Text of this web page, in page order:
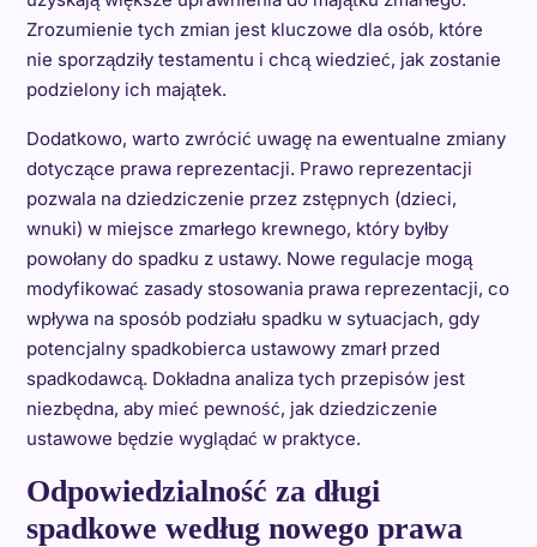
Zrozumienie tych zmian jest kluczowe dla osób, które
nie sporządziły testamentu i chcą wiedzieć, jak zostanie
podzielony ich majątek.
Dodatkowo, warto zwrócić uwagę na ewentualne zmiany
dotyczące prawa reprezentacji. Prawo reprezentacji
pozwala na dziedziczenie przez zstępnych (dzieci,
wnuki) w miejsce zmarłego krewnego, który byłby
powołany do spadku z ustawy. Nowe regulacje mogą
modyfikować zasady stosowania prawa reprezentacji, co
wpływa na sposób podziału spadku w sytuacjach, gdy
potencjalny spadkobierca ustawowy zmarł przed
spadkodawcą. Dokładna analiza tych przepisów jest
niezbędna, aby mieć pewność, jak dziedziczenie
ustawowe będzie wyglądać w praktyce.
Odpowiedzialność za długi
spadkowe według nowego prawa